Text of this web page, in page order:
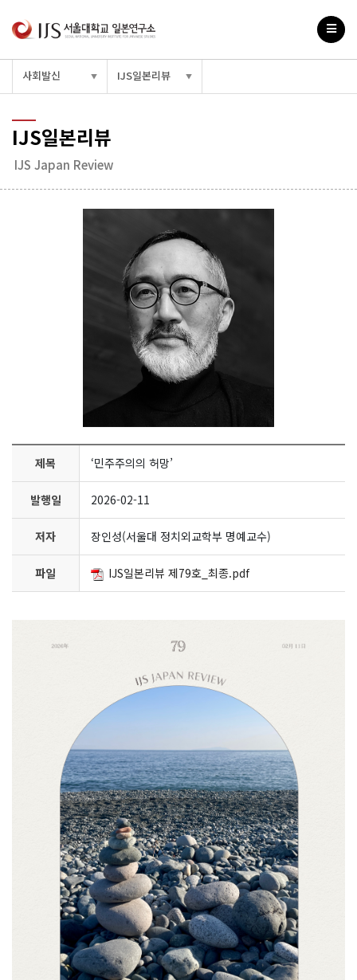
사회발신 ▼ IJS일본리뷰 ▼
IJS일본리뷰
IJS Japan Review
제목 ‘민주주의의 허망’
발행일 2026-02-11
저자 장인성(서울대 정치외교학부 명예교수)
파일 IJS일본리뷰 제79호_최종.pdf